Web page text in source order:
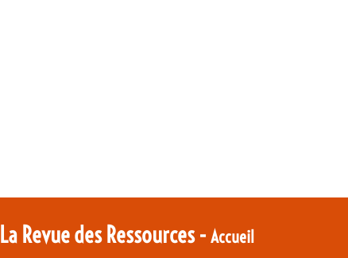
La Revue des Ressources -Accueil